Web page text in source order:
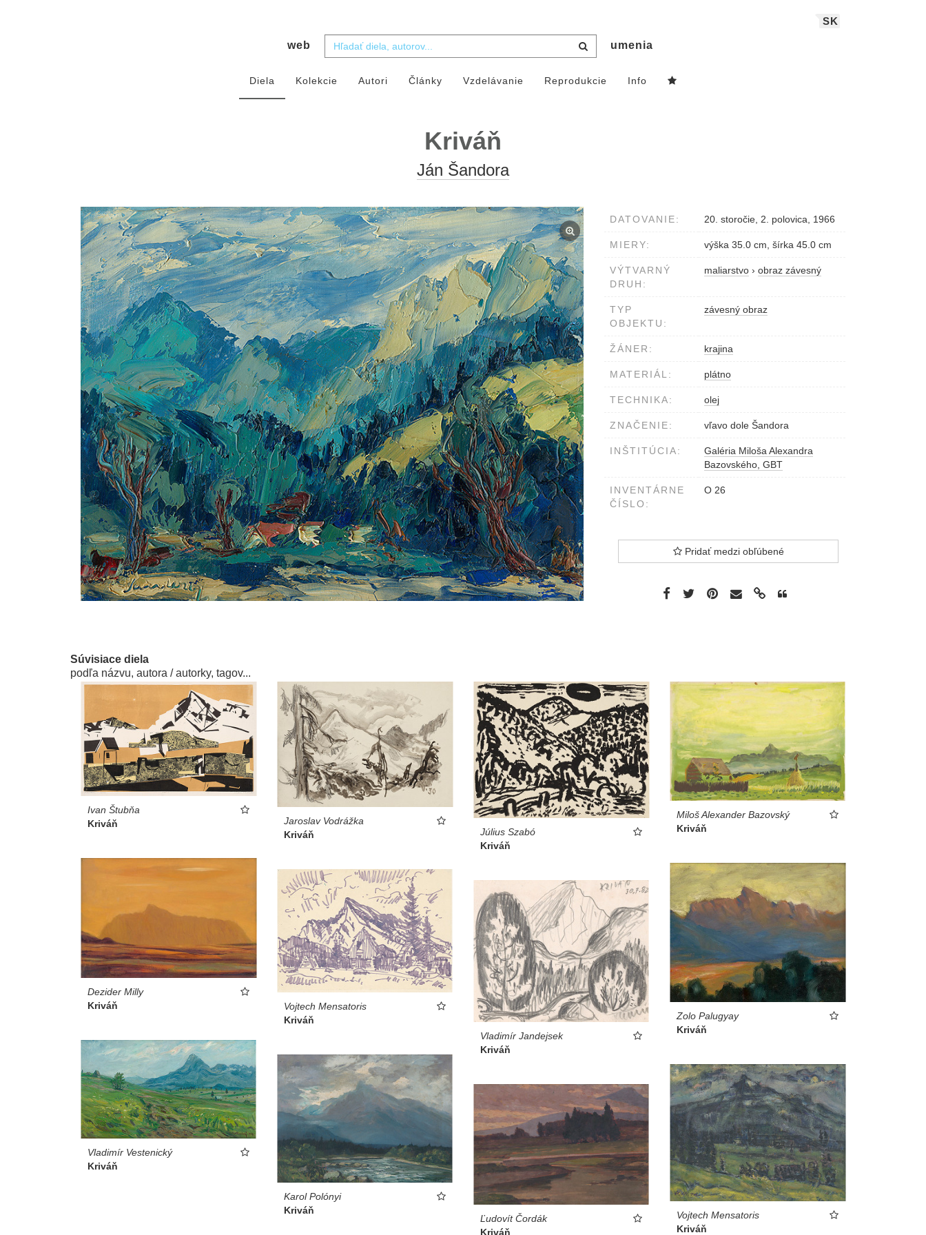
SK
web umenia
Diela Kolekcie Autori Články Vzdelávanie Reprodukcie Info
Kriváň
Ján Šandora
DATOVANIE: 20. storočie, 2. polovica, 1966
MIERY: výška 35.0 cm, šírka 45.0 cm
VÝTVARNÝ
DRUH:
maliarstvo › obraz závesný
TYP
OBJEKTU:
závesný obraz
ŽÁNER: krajina
MATERIÁL: plátno
TECHNIKA: olej
ZNAČENIE: vľavo dole Šandora
INŠTITÚCIA:
Galéria Miloša Alexandra
Bazovského, GBT
INVENTÁRNE
ČÍSLO:
O 26
Pridať medzi obľúbené
Súvisiace diela
podľa názvu, autora / autorky, tagov...
Ivan Štubňa
Kriváň
Jaroslav Vodrážka
Kriváň
Július Szabó
Kriváň
Miloš Alexander Bazovský
Kriváň
Dezider Milly
Kriváň
Zolo Palugyay
Kriváň
Vojtech Mensatoris
Kriváň
Vladimír Jandejsek
Kriváň
Vladimír Vestenický
Kriváň
Karol Polónyi
Kriváň
Vojtech Mensatoris
Kriváň
Ľudovít Čordák
Kriváň